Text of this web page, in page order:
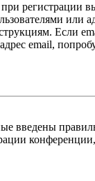
регистрации
или
Если
email,
введены